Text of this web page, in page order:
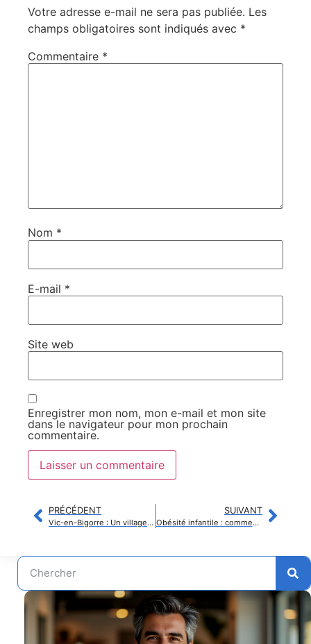
Votre adresse e-mail ne sera pas publiée. Les
champs obligatoires sont indiqués avec *
Commentaire *
Nom *
E-mail *
Site web
Enregistrer mon nom, mon e-mail et mon site
dans le navigateur pour mon prochain
commentaire.
PRÉCÉDENT
Vic-en-Bigorre : Un village engagé mobilise toute une région pour promouvoir la prévention santé
SUIVANT
Obésité infantile : comment le poids du père avant la grossesse impacte la santé future de l’enfant